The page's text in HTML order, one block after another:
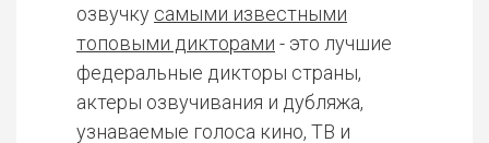
озвучку самыми известными
топовыми дикторами - это лучшие
федеральные дикторы страны,
актеры озвучивания и дубляжа,
узнаваемые голоса кино, ТВ и